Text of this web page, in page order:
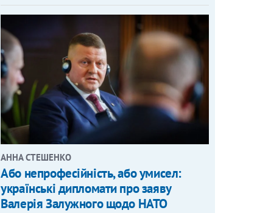
АННА СТЕШЕНКО
Або непрофесійність, або умисел:
українські дипломати про заяву
Валерія Залужного щодо НАТО